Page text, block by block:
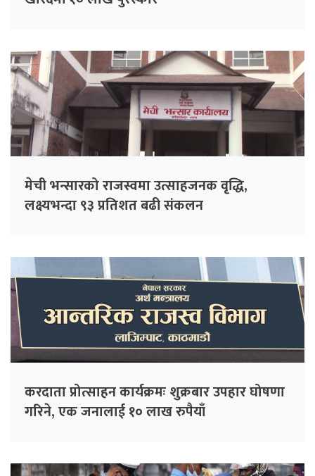
मेची भन्सारको राजस्वमा उत्साहजनक वृद्धि,
लक्ष्यभन्दा ९३ प्रतिशत बढी संकलन
करदाता प्रोत्साहन कार्यक्रमः शुक्रबार उपहार घोषणा
गरिने, एक जनालाई १० लाख रुपैयाँ